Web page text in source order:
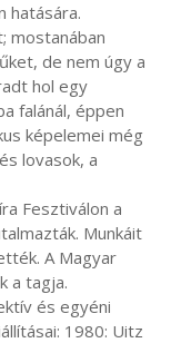
hatására.
mostanában
de nem úgy a
hol egy
falánál, éppen
képelemei még
lovasok, a
Munkáit
A Magyar
a tagja.
1980: Uitz